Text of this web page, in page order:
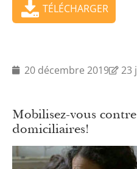
TÉLÉCHARGER
20 décembre 2019 23
Mobilisez-vous
domiciliaires!